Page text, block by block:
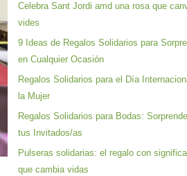
Celebra Sant Jordi amd una rosa que
vides
9 Ideas de Regalos Solidarios para
en Cualquier Ocasión
Regalos Solidarios para el Día
la Mujer
Regalos Solidarios para Bodas:
tus Invitados/as
Pulseras solidarias: el regalo con
que cambia vidas